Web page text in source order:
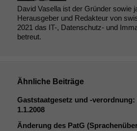
David Vasella ist der Gründer sowie
Herausgeber und Redakteur von
2021 das IT-, Datenschutz- und
betreut.
Ähnliche Beiträge
Gaststaatgesetz und
1.1.2008
Änderung des PatG